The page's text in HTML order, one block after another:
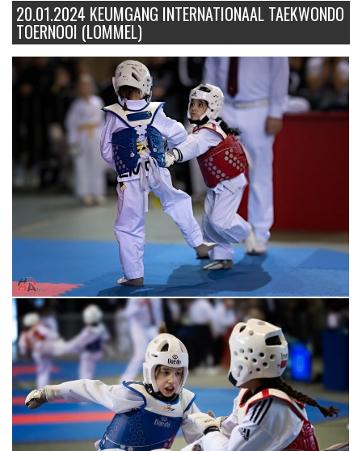
20.01.2024 KEUMGANG INTERNATIONAAL TAEKWONDO
TOERNOOI (LOMMEL)